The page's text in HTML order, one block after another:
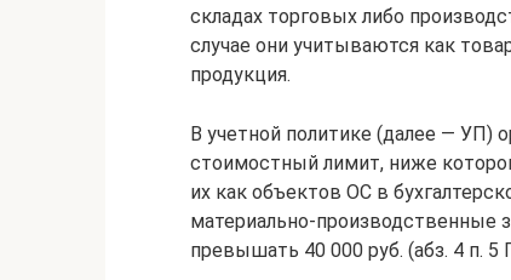
складах торговых либо
случае они учитываются как
продукция.
В учетной политике (далее — УП)
стоимостный лимит, ниже
их как объектов ОС в
материально-производственные
превышать 40 000 руб. (абз. 4 п.